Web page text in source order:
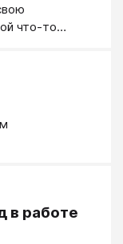
что-то
в работе